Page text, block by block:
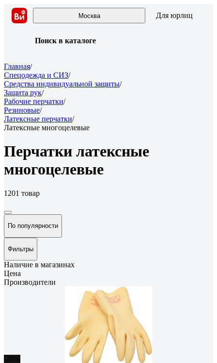
Москва Для юрлиц
Поиск в каталоге
Главная/
Спецодежда и СИЗ/
Средства индивидуальной защиты/
Защита рук/
Рабочие перчатки/
Резиновые/
Латексные перчатки/
Латексные многоцелевые
Перчатки латексные
многоцелевые
1201 товар
По популярности
Фильтры
Наличие в магазинах
Цена
Производители